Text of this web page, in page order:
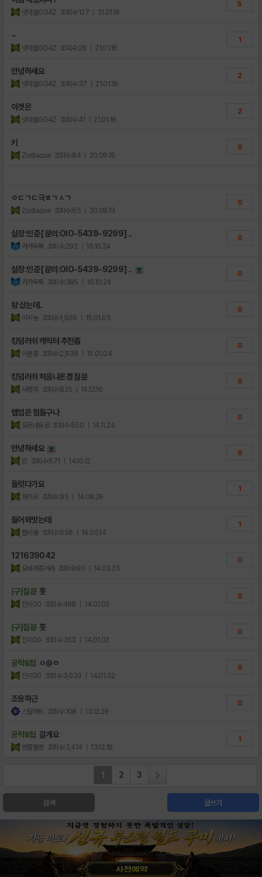
넷마블GG4Z 조회수:127 | 21.01.16
5
~
넷마블GG4Z 조회수:28 | 21.01.16
1
안녕하세요
넷마블GG4Z 조회수:37 | 21.01.16
2
이겟은
넷마블GG4Z 조회수:41 | 21.01.16
2
키
Zodiacue 조회수:84 | 20.09.15
0
ㅇㄷㄱㄷ극ㅎㄱㅅㄱ
Zodiacue 조회수:65 | 20.09.13
0
실장:민준 [문의:OIO-5439-9299] ..
카캬옥톡 조회수:293 | 16.10.24
0
실장:민준 [문의:OIO-5439-9299] ..
카캬옥톡 조회수:385 | 16.10.24
0
왕 샀는데..
이지농 조회수:1,506 | 15.01.05
0
킹덤러쉬 캐릭터 추천좀
이분홍 조회수:2,838 | 15.01.04
0
킹덤러쉬 처음나온겜 질문
사령무 조회수:825 | 14.12.16
0
렙업은 힘들구나
모르네유로 조회수:550 | 14.11.24
0
안녕하세요
믠 조회수:571 | 14.10.12
0
들럿다가요
파키르 조회수:95 | 14.08.26
1
들어와밧는데
켈비몽 조회수:656 | 14.05.14
1
121639042
모바게쥬거라 조회수:90 | 14.03.25
0
(구)질문 훗
진이00 조회수:488 | 14.01.02
0
(구)질문 훗
진이00 조회수:353 | 14.01.02
0
공략&팁 ㅇ@ㅇ
진이00 조회수:3,033 | 14.01.02
0
조용하근
스틸하트 조회수:108 | 13.12.29
0
공략&팁 갈게요
쌍뿔돌뱀 조회수:3,414 | 13.12.18
1
1 2 3
검색 글쓰기